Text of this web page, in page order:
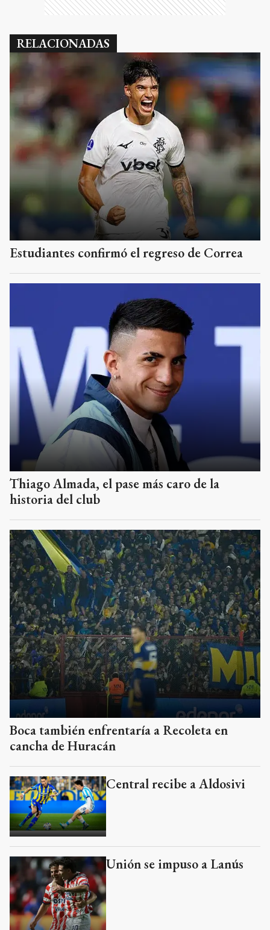
RELACIONADAS
Estudiantes confirmó el regreso de Correa
Thiago Almada, el pase más caro de la
historia del club
Boca también enfrentaría a Recoleta en
cancha de Huracán
Central recibe a Aldosivi
Unión se impuso a Lanús